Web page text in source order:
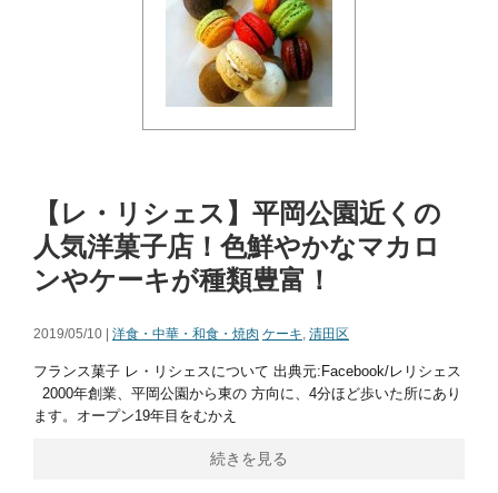
【レ・リシェス】平岡公園近くの
人気洋菓子店！色鮮やかなマカロ
ンやケーキが種類豊富！
2019/05/10 | 洋食・中華・和食・焼肉 ケーキ, 清田区
フランス菓子 レ・リシェスについて 出典元:Facebook/レリシェス
2000年創業、平岡公園から東の 方向に、4分ほど歩いた所にあり
ます。オープン19年目をむかえ
続きを見る